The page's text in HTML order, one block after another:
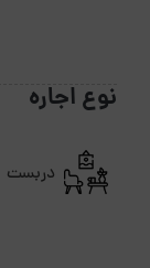
نوع اجاره
دربست